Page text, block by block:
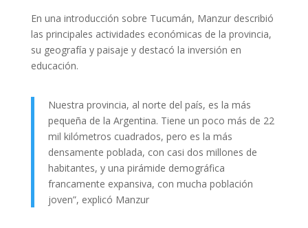
En una introducción sobre Tucumán, Manzur describió
las principales actividades económicas de la provincia,
su geografía y paisaje y destacó la inversión en
educación.
Nuestra provincia, al norte del país, es la más
pequeña de la Argentina. Tiene un poco más de 22
mil kilómetros cuadrados, pero es la más
densamente poblada, con casi dos millones de
habitantes, y una pirámide demográfica
francamente expansiva, con mucha población
joven”, explicó Manzur